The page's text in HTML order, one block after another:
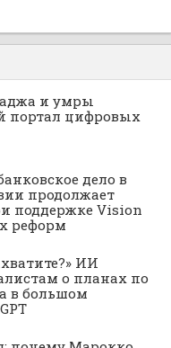
и умры
портал цифровых
дело в
продолжает
поддержке Vision
реформ
ИИ
о планах по
в большом